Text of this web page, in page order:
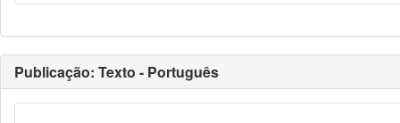
Publicação: Texto - Português